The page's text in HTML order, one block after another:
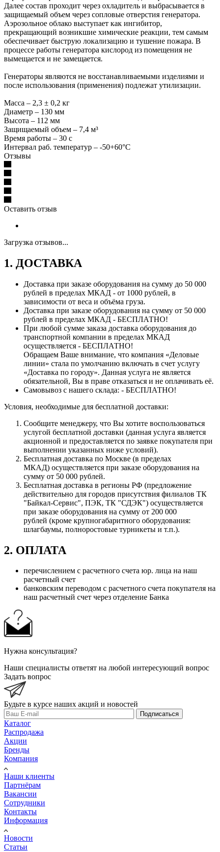
Далее состав проходит через охладитель и выбрасывается в
защищаемый объем через сопловые отверстия генератора.
Аэрозольное облако выступает как ингибитор,
прекращающий возникшие химические реакции, тем самым
обеспечивает быструю локализацию и тушение пожара. В
процессе работы генератора кислород из помещения не
вымещается и не замещается.
Генераторы являются не восстанавливаемыми изделиями и
после использования (применения) подлежат утилизации.
Масса – 2,3 ± 0,2 кг
Диаметр – 130 мм
Высота – 112 мм
Защищаемый объем – 7,4 м³
Время работы – 30 с
Интервал раб. температур – -50+60°С
Отзывы
Оставить отзыв
Загрузка отзывов...
1. ДОСТАВКА
Доставка при заказе оборудования на сумму до 50 000
рублей в пределах МКАД - от 1000 рублей, в
зависимости от веса и объёма груза.
Доставка при заказе оборудования на сумму от 50 000
рублей в пределах МКАД - БЕСПЛАТНО!
При любой сумме заказа доставка оборудования до
транспортной компании в пределах МКАД
осуществляется - БЕСПЛАТНО!
Обращаем Ваше внимание, что компания «Деловые
линии» стала по умолчанию включать в счет услугу
«Доставка по городу». Данная услуга не является
обязательной, Вы в праве отказаться и не оплачивать её.
Самовывоз с нашего склада: - БЕСПЛАТНО!
Условия, необходимые для бесплатной доставки:
Сообщите менеджеру, что Вы хотите воспользоваться
услугой бесплатной доставки (данная услуга является
акционной и предоставляется по заявке покупателя при
выполнении указанных ниже условий).
Бесплатная доставка по Москве (в пределах
МКАД) осуществляется при заказе оборудования на
сумму от 50 000 рублей.
Бесплатная доставка в регионы РФ (предложение
действительно для городов присутствия филиалов ТК
"Байкал-Сервис", ПЭК, ТК "СДЭК") осуществляется
при заказе оборудования на сумму от 200 000
рублей (кроме крупногабаритного оборудования:
шлагбаумы, полноростовые турникеты и т.п.).
2. ОПЛАТА
перечислением с расчетного счета юр. лица на наш
расчетный счет
банковским переводом с расчетного счета покупателя на
наш расчетный счет через отделение Банка
Нужна консультация?
Наши специалисты ответят на любой интересующий вопрос
Задать вопрос
Будьте в курсе наших акций и новостей
Подписаться
Каталог
Распродажа
Акции
Бренды
Компания
Наши клиенты
Партнёрам
Вакансии
Сотрудники
Контакты
Информация
Новости
Статьи